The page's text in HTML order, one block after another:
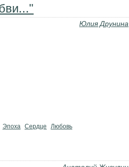
Юлия Друнина
Эпоха Сердце Любовь